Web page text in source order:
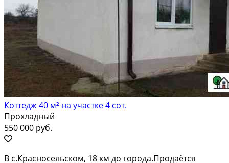
Коттедж 40 м² на участке 4 сот.
Прохладный
550 000 руб.
В с.Красносельском, 18 км до города.Продаётся